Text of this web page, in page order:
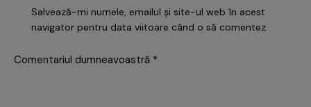
Salvează-mi numele, emailul și site-ul web în acest
navigator pentru data viitoare când o să comentez.